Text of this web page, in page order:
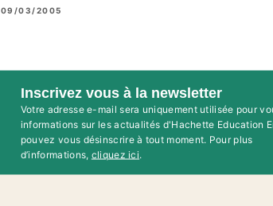
09/03/2005
Inscrivez vous à la newsletter
Votre adresse e-mail sera uniquement utilisée pour
informations sur les actualités d'Hachette Education
pouvez vous désinscrire à tout moment. Pour plus
d’informations, cliquez ici.